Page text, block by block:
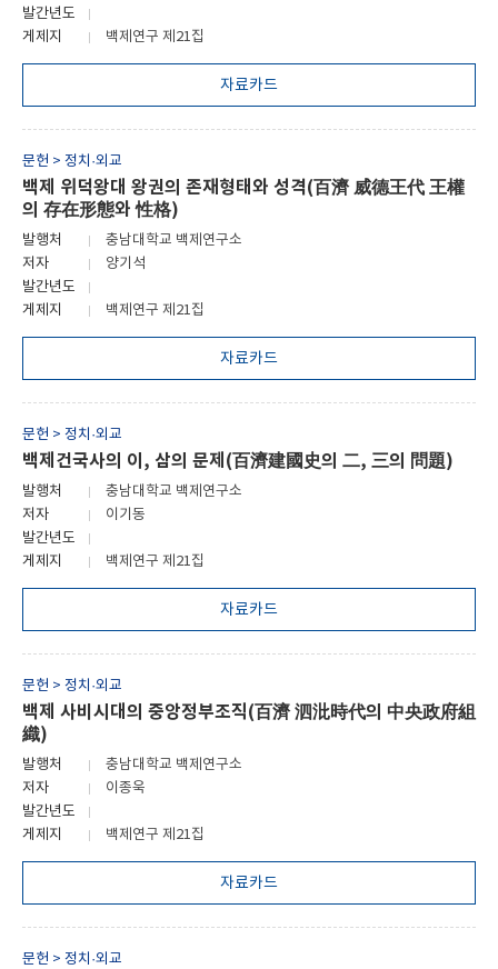
발간년도
게제지
백제연구 제21집
자료카드
문헌 > 정치·외교
백제 위덕왕대 왕권의 존재형태와 성격(百濟 威德王代 王權
의 存在形態와 性格)
발행처
충남대학교 백제연구소
저자
양기석
발간년도
게제지
백제연구 제21집
자료카드
문헌 > 정치·외교
백제건국사의 이, 삼의 문제(百濟建國史의 二, 三의 問題)
발행처
충남대학교 백제연구소
저자
이기동
발간년도
게제지
백제연구 제21집
자료카드
문헌 > 정치·외교
백제 사비시대의 중앙정부조직(百濟 泗沘時代의 中央政府組
織)
발행처
충남대학교 백제연구소
저자
이종욱
발간년도
게제지
백제연구 제21집
자료카드
문헌 > 정치·외교